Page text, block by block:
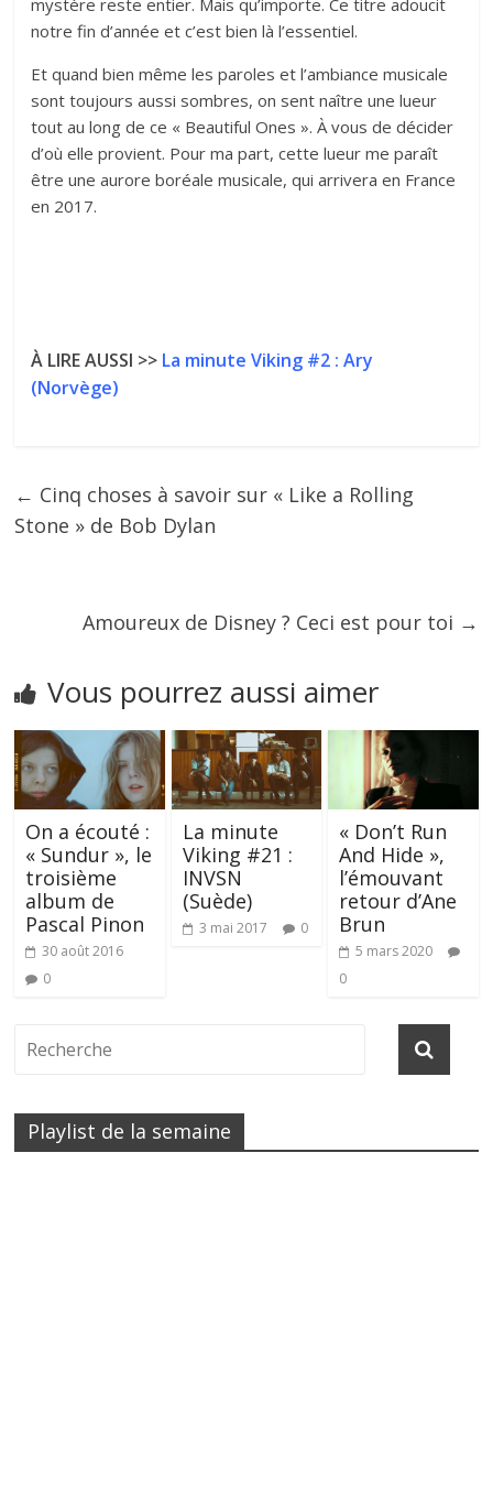
notre fin d’année et c’est bien là l’essentiel.
Et quand bien même les paroles et l’ambiance musicale
sont toujours aussi sombres, on sent naître une lueur
tout au long de ce « Beautiful Ones ». À vous de décider
d’où elle provient. Pour ma part, cette lueur me paraît
être une aurore boréale musicale, qui arrivera en France
en 2017.
À LIRE AUSSI >> La minute Viking #2 : Ary
(Norvège)
← Cinq choses à savoir sur « Like a Rolling
Stone » de Bob Dylan
Amoureux de Disney ? Ceci est pour toi →
Vous pourrez aussi aimer
On a écouté :
« Sundur », le
troisième
album de
Pascal Pinon
30 août 2016
0
La minute
Viking #21 :
INVSN
(Suède)
3 mai 2017 0
« Don’t Run
And Hide »,
l’émouvant
retour d’Ane
Brun
5 mars 2020
0
Playlist de la semaine